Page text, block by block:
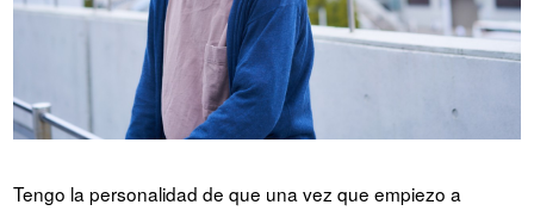
Tengo la personalidad de que una vez que empiezo a